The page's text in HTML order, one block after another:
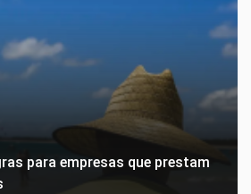
para empresas que prestam